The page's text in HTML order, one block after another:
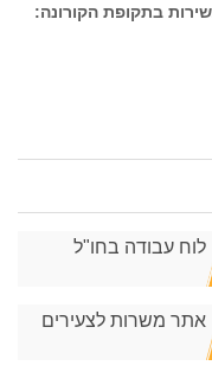
בתקופת הקורונה:
לוח עבודה בחו"ל
אתר משרות לצעירים